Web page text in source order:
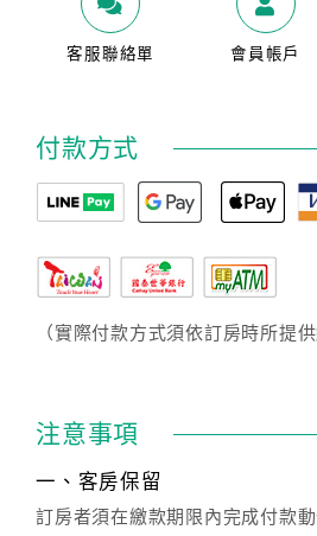
客服聯絡單 會員帳戶
付款方式
（實際付款方式須依訂房時所提
注意事項
一、客房保留
訂房者須在繳款期限內完成付款